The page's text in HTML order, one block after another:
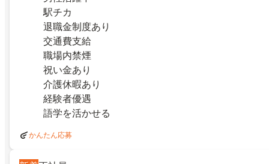
駅チカ
退職金制度あり
交通費支給
職場内禁煙
祝い金あり
介護休暇あり
経験者優遇
語学を活かせる
かんたん応募